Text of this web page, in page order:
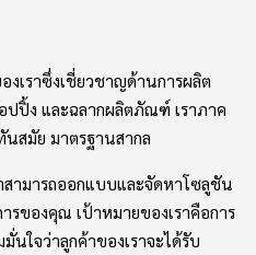
เราซึ่งเชี่ยวชาญด้านการผลิต
ปปิ้ง และฉลากผลิตภัณฑ์ เราภาค
สมัย มาตรฐานสากล
สามารถออกแบบและจัดหาโซลูชัน
ของคุณ เป้าหมายของเราคือการ
นใจว่าลูกค้าของเราจะได้รับ